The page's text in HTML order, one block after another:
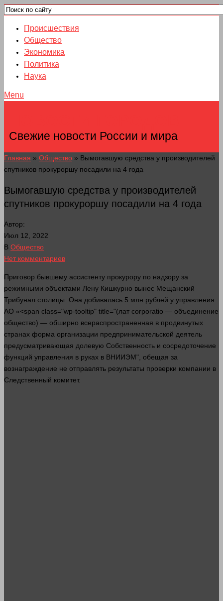
Происшествия
Общество
Экономика
Политика
Наука
Menu
Свежие новости России и мира
Главная » Общество » Вымогавшую средства у производителей
спутников прокуроршу посадили на 4 года
Вымогавшую средства у производителей
спутников прокуроршу посадили на 4 года
Автор:
Июл 12, 2022
В Общество
Нет комментариев
Приговор бывшему ассистенту прокурору по надзору за
режимными объектами Лену Кишкурно вынес Мещанский
Трибунал столицы. Она добивалась 5 млн рублей у управления
АО «<span class="wp-tooltip" title="(лат corporatio — объединение
общество) — обширно всераспространенная в продвинутых
странах форма организации предпринимательской деятель
предусматривающая долевую Собственность и сосредоточение
функций управления в руках в ВНИИЭМ", обещая за
вознаграждение не отправлять результаты проверки компании в
Следственный комитет.